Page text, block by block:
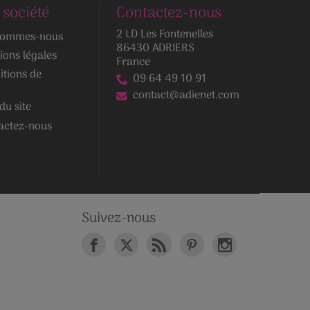
nous
légales
de
site
nous
Contactez-nous
2 LD Les Fontenelles
86430 ADRIERS
France
09 64 49 10 91
contact@adienet.com
Suivez-nous